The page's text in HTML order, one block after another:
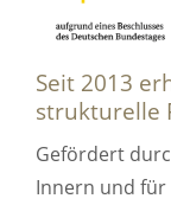
Seit 2013
strukturelle
Gefördert
Innern und für